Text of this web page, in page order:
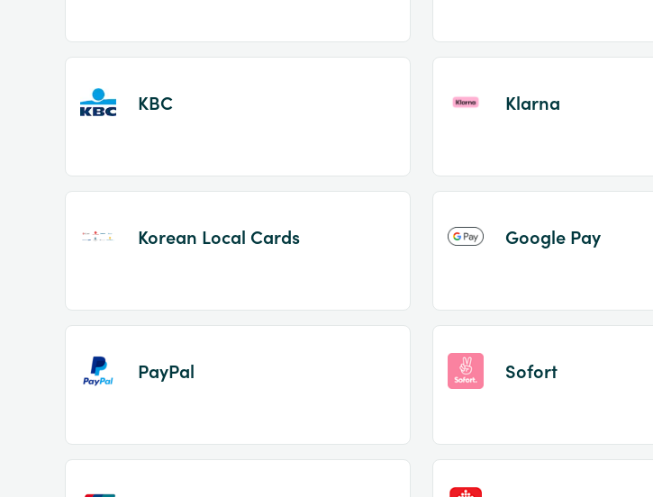
KBC Klarna
Korean Local Cards Google Pay
PayPal Sofort